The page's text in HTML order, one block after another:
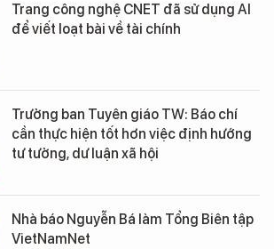
Trang công nghệ CNET đã sử dụng AI
để viết loạt bài về tài chính
Trưởng ban Tuyên giáo TW: Báo chí
cần thực hiện tốt hơn việc định hướng
tư tưởng, dư luận xã hội
Nhà báo Nguyễn Bá làm Tổng Biên tập
VietNamNet